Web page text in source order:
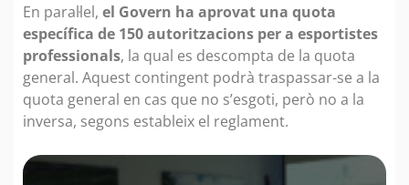
En paral·lel, el Govern ha aprovat una quota
específica de 150 autoritzacions per a esportistes
professionals, la qual es descompta de la quota
general. Aquest contingent podrà traspassar-se a la
quota general en cas que no s’esgoti, però no a la
inversa, segons estableix el reglament.